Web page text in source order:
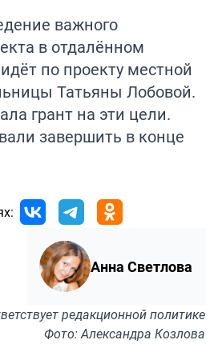
важного
в отдалённом
по проекту местной
Татьяны Лобовой.
грант на эти цели.
завершить в конце
Анна Светлова
редакционной политике
Фото: Александра Козлова